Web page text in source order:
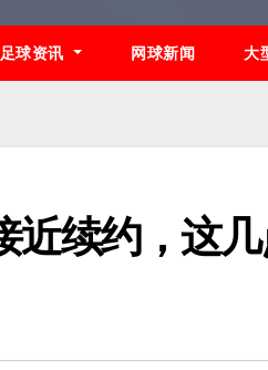
足球资讯 网球新闻 大
近续约，这